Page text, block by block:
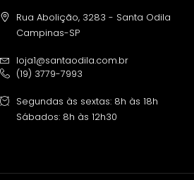
Rua Abolição, 3283 - Santa Odila
Campinas-SP
loja1@santaodila.com.br
(19) 3779-7993
Segundas às sextas: 8h às 18h
Sábados: 8h às 12h30